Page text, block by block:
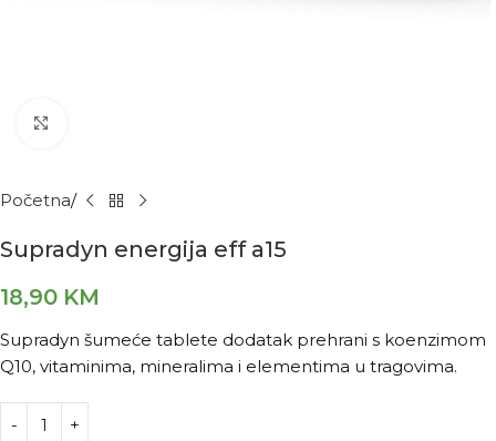
Početna
Supradyn energija eff a15
18,90 KM
Supradyn šumeće tablete dodatak prehrani s koenzimom
Q10, vitaminima, mineralima i elementima u tragovima.